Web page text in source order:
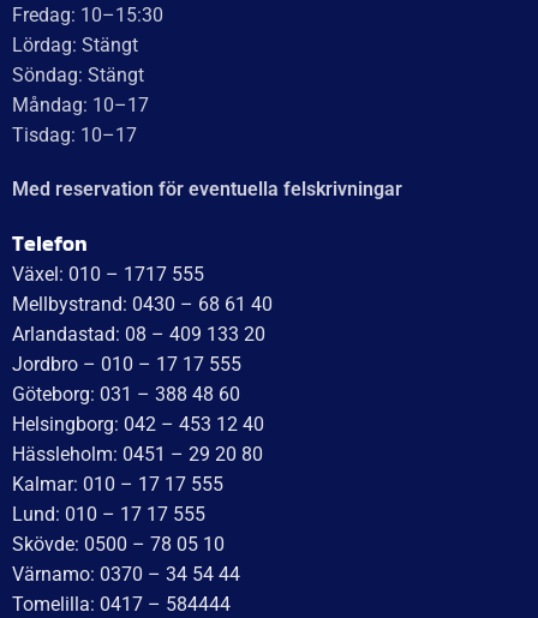
Fredag: 10–15:30
Lördag: Stängt
Söndag: Stängt
Måndag: 10–17
Tisdag: 10–17
Med reservation för eventuella felskrivningar
Telefon
Växel: 010 – 1717 555
Mellbystrand: 0430 – 68 61 40
Arlandastad: 08 – 409 133 20
Jordbro – 010 – 17 17 555
Göteborg: 031 – 388 48 60
Helsingborg: 042 – 453 12 40
Hässleholm: 0451 – 29 20 80
Kalmar: 010 – 17 17 555
Lund: 010 – 17 17 555
Skövde: 0500 – 78 05 10
Värnamo: 0370 – 34 54 44
Tomelilla: 0417 – 584444